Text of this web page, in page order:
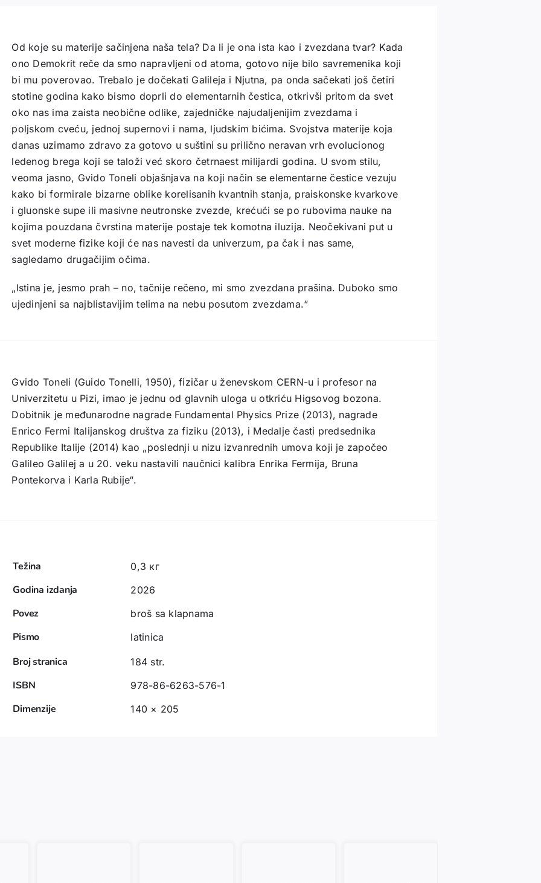
Od koje su materije sačinjena naša tela? Da li je ona ista kao i zvezdana tvar? Kada
ono Demokrit reče da smo napravljeni od atoma, gotovo nije bilo savremenika koji
bi mu poverovao. Trebalo je dočekati Galileja i Njutna, pa onda sačekati još četiri
stotine godina kako bismo doprli do elementarnih čestica, otkrivši pritom da svet
oko nas ima zaista neobične odlike, zajedničke najudaljenijim zvezdama i
poljskom cveću, jednoj supernovi i nama, ljudskim bićima. Svojstva materije koja
danas uzimamo zdravo za gotovo u suštini su prilično neravan vrh evolucionog
ledenog brega koji se taloži već skoro četrnaest milijardi godina. U svom stilu,
veoma jasno, Gvido Toneli objašnjava na koji način se elementarne čestice vezuju
kako bi formirale bizarne oblike korelisanih kvantnih stanja, praiskonske kvarkove
i gluonske supe ili masivne neutronske zvezde, krećući se po rubovima nauke na
kojima pouzdana čvrstina materije postaje tek komotna iluzija. Neočekivani put u
svet moderne fizike koji će nas navesti da univerzum, pa čak i nas same,
sagledamo drugačijim očima.
„Istina je, jesmo prah – no, tačnije rečeno, mi smo zvezdana prašina. Duboko smo
ujedinjeni sa najblistavijim telima na nebu posutom zvezdama.“
Gvido Toneli (Guido Tonelli, 1950), fizičar u ženevskom CERN-u i profesor na
Univerzitetu u Pizi, imao je jednu od glavnih uloga u otkriću Higsovog bozona.
Dobitnik je međunarodne nagrade Fundamental Physics Prize (2013), nagrade
Enrico Fermi Italijanskog društva za fiziku (2013), i Medalje časti predsednika
Republike Italije (2014) kao „poslednji u nizu izvanrednih umova koji je započeo
Galileo Galilej a u 20. veku nastavili naučnici kalibra Enrika Fermija, Bruna
Pontekorva i Karla Rubije“.
Težina 0,3 кг
Godina izdanja 2026
Povez broš sa klapnama
Pismo latinica
Broj stranica 184 str.
ISBN 978-86-6263-576-1
Dimenzije 140 × 205